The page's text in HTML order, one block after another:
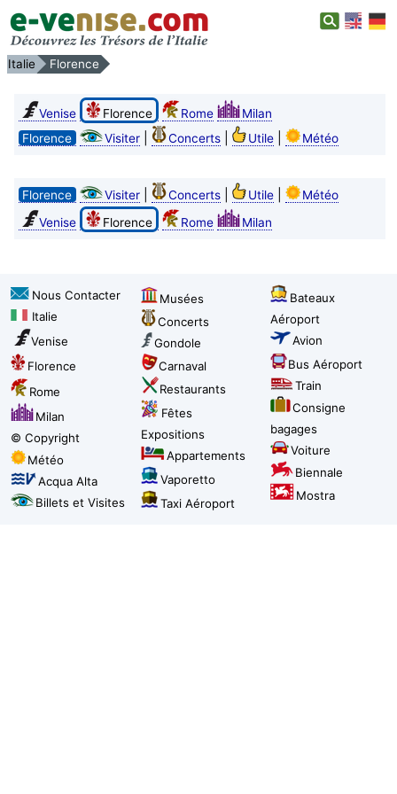
Italie Florence
Venise Florence Rome
Milan
Florence
Visiter| Concerts| Utile| Météo
Florence Visiter| Concerts| Utile|
Météo
Venise
Florence Rome Milan
Nous Contacter
Italie
Venise
Florence
Rome
Milan
© Copyright
Météo
Acqua Alta
Billets et Visites
Musées
Concerts
Gondole
Carnaval
Restaurants
Fêtes
Expositions
Appartements
Vaporetto
Taxi Aéroport
Bateaux
Aéroport
Avion
Bus Aéroport
Train
Consigne
bagages
Voiture
Biennale
Mostra